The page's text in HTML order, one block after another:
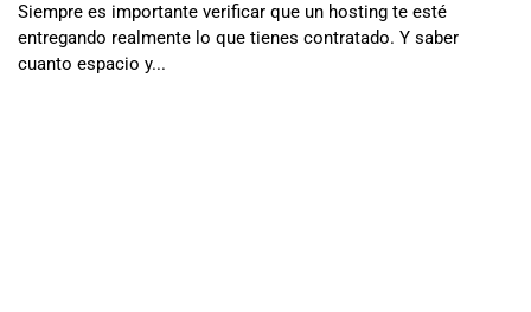
Siempre es importante verificar que un hosting te esté
entregando realmente lo que tienes contratado. Y saber
cuanto espacio y...